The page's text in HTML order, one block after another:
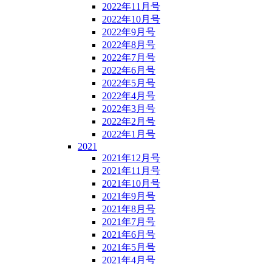
2022年11月号
2022年10月号
2022年9月号
2022年8月号
2022年7月号
2022年6月号
2022年5月号
2022年4月号
2022年3月号
2022年2月号
2022年1月号
2021
2021年12月号
2021年11月号
2021年10月号
2021年9月号
2021年8月号
2021年7月号
2021年6月号
2021年5月号
2021年4月号